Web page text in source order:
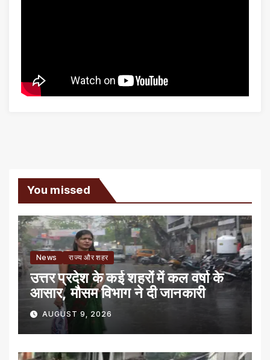
You missed
News राज्य और शहर
उत्तर प्रदेश के कई शहरों में कल वर्षा के
आसार, मौसम विभाग ने दी जानकारी
AUGUST 9, 2026